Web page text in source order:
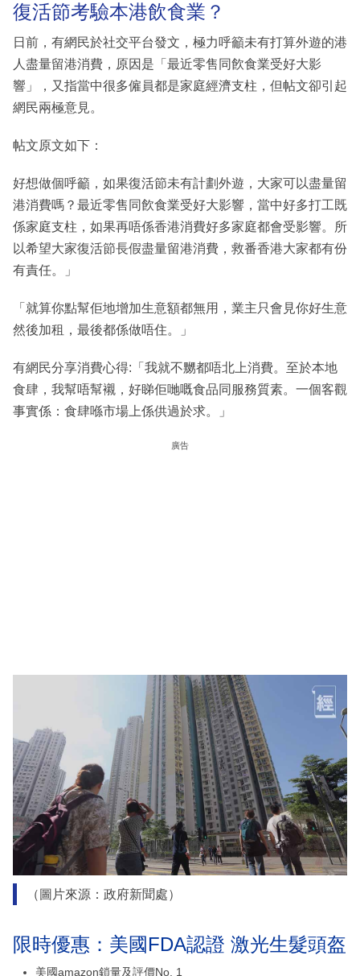
復活節考驗本港飲食業？
日前，有網民於社交平台發文，極力呼籲未有打算外遊的港
人盡量留港消費，原因是「最近零售同飮食業受好大影
響」，又指當中很多僱員都是家庭經濟支柱，但帖文卻引起
網民兩極意見。
帖文原文如下：
好想做個呼籲，如果復活節未有計劃外遊，大家可以盡量留
港消費嗎？最近零售同飮食業受好大影響，當中好多打工既
係家庭支柱，如果再唔係香港消費好多家庭都會受影響。所
以希望大家復活節長假盡量留港消費，救番香港大家都有份
有責任。」
「就算你點幫佢地增加生意額都無用，業主只會見你好生意
然後加租，最後都係做唔住。」
有網民分享消費心得:「我就不嬲都唔北上消費。至於本地
食肆，我幫唔幫襯，好睇佢哋嘅食品同服務質素。一個客觀
事實係：食肆喺市場上係供過於求。」
廣告
（圖片來源：政府新聞處）
限時優惠：美國FDA認證 激光生髮頭盔
美國amazon鎖量及評價No. 1